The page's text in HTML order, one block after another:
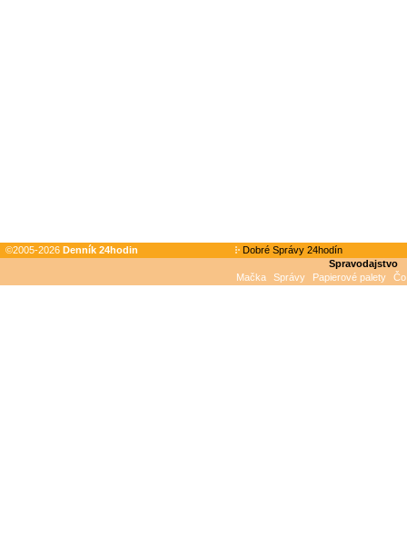
©2005-2026 Denník 24hodin
Dobré Správy 24hodín
Spravodajstvo
Mačka
Správy Papierové palety